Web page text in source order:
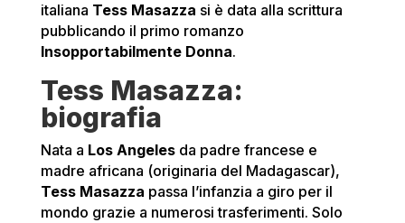
italiana Tess Masazza si è data alla scrittura
pubblicando il primo romanzo
Insopportabilmente Donna.
Tess Masazza:
biografia
Nata a Los Angelesda padre francese e
madre africana (originaria del Madagascar),
Tess Masazza passa l’infanzia a giro per il
mondo grazie a numerosi trasferimenti. Solo